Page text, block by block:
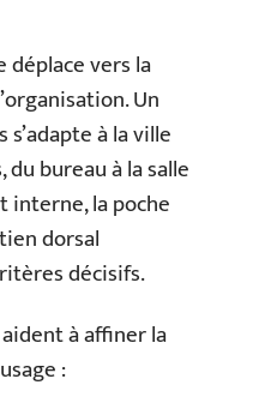
déplace vers la
Un
à la ville
bureau à la salle
interne, la poche
dorsal
décisifs.
à affiner la
: